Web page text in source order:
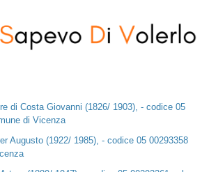
di Costa Giovanni (1826/ 1903), - codice 05
di Vicenza
Augusto (1922/ 1985), - codice 05 00293358